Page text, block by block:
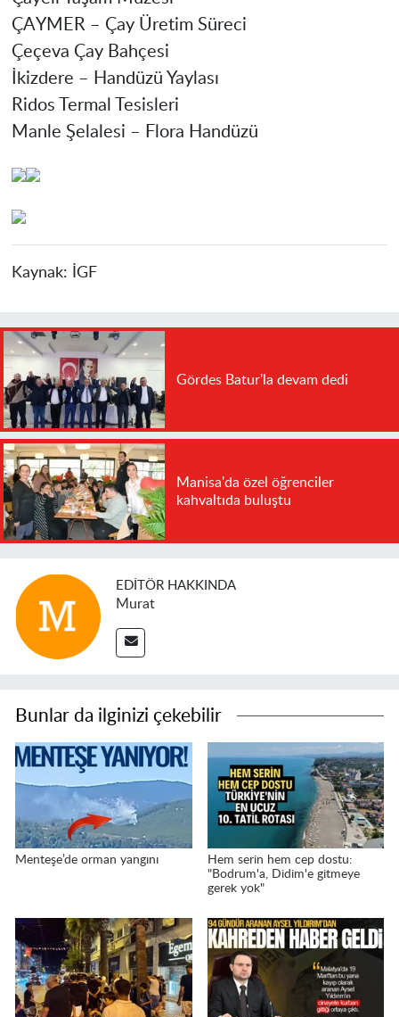
ÇAYMER – Çay Üretim Süreci
Çeçeva Çay Bahçesi
İkizdere – Handüzü Yaylası
Ridos Termal Tesisleri
Manle Şelalesi – Flora Handüzü
Kaynak: İGF
Gördes Batur'la devam dedi
Manisa'da özel öğrenciler
kahvaltıda buluştu
EDITÖR HAKKINDA
Murat
Bunlar da ilginizi çekebilir
Menteşe’de orman yangını
Hem serin hem cep dostu:
"Bodrum'a, Didim'e gitmeye
gerek yok"